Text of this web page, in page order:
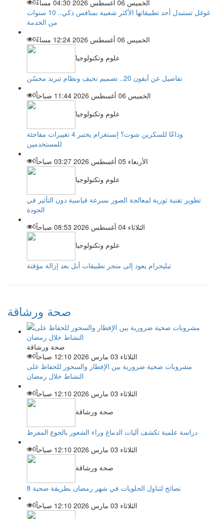
الخميس 06 أغسطس 2026 04:30 مساءً
0
غوغل تستبدل أحد تطبيقاتها الأكثر شعبية بمنافس ذكي.. 10 سنوات
من الخدمة
الخميس 06 أغسطس 2026 12:24 مساءً
0
علوم وتكنولوجيا
تفاصيل عن آيفون 20.. تصميم نحيف ونظام تبريد محسّن
الخميس 06 أغسطس 2026 11:44 صباحاً
0
علوم وتكنولوجيا
وداعًا للسكرين شوت؟ إنستغرام يختبر 4 تغييرات مفاجئة
للمستخدمين
الأربعاء 05 أغسطس 2026 03:27 صباحاً
0
علوم وتكنولوجيا
تطوير تقنية ثورية لمعالجة الصور بسرعة قياسية دون التأثير في
الجودة
الثلاثاء 04 أغسطس 2026 08:53 صباحاً
0
علوم وتكنولوجيا
تيليجرام يعود إلى متجر تطبيقات أبل بعد إزالة مؤقتة
صحة ورشاقة
صحة ورشاقة
الثلاثاء 03 مارس 2026 12:10 صباحاً
0
مشروبات صحية ضرورية بين الإفطار والسحور للحفاظ على
النشاط خلال رمضان
الثلاثاء 03 مارس 2026 12:10 صباحاً
0
صحة ورشاقة
دراسة علمية تكشف آليات الدماغ وراء الشعور بالجوع المفرط
الثلاثاء 03 مارس 2026 12:10 صباحاً
0
صحة ورشاقة
8 نصائح لتناول الحلويات في شهر رمضان بطريقة صحية
الثلاثاء 03 مارس 2026 12:10 صباحاً
0